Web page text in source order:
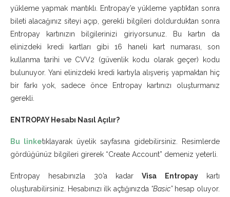
yükleme yapmak mantıklı. Entropay’e yükleme yaptıktan sonra
bileti alacağınız siteyi açıp, gerekli bilgileri doldurduktan sonra
Entropay kartınızın bilgilerinizi giriyorsunuz. Bu kartın da
elinizdeki kredi kartları gibi 16 haneli kart numarası, son
kullanma tarihi ve CVV2 (güvenlik kodu olarak geçer) kodu
bulunuyor. Yani elinizdeki kredi kartıyla alışveriş yapmaktan hiç
bir farkı yok, sadece önce Entropay kartınızı oluşturmanız
gerekli.
ENTROPAY Hesabı Nasıl Açılır?
Bu linketıklayarak üyelik sayfasına gidebilirsiniz. Resimlerde
gördüğünüz bilgileri girerek “Create Account” demeniz yeterli.
Entropay hesabınızla 30’a kadarVisa Entropaykartı
oluşturabilirsiniz. Hesabınızı ilk açtığınızda “Basic”hesap oluyor.